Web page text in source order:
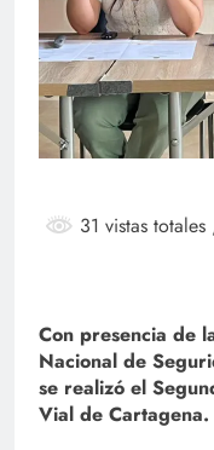
31 vistas totales
Con presencia de
Nacional de
se realizó el
Vial de Cartagena.